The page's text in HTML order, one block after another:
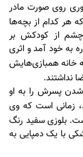
روی صورت مادر
هر کدام از بچه‌ها
چشم از کودکش بر
به خود آمد و اثری
خانه همبازی‌هایش
نداشتند.
پسرش را به او
زمانی است که وی
. بلوزی سفید رنگ
با یک دمپایی به